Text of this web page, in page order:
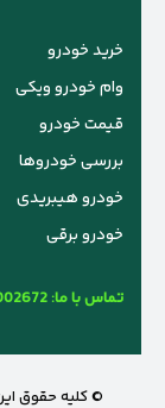
خرید خودرو
وام خودرو ویکی
قیمت خودرو
بررسی خودروها
خودرو هیبریدی
خودرو برقی
تماس با ما:
© کلیه حقوق